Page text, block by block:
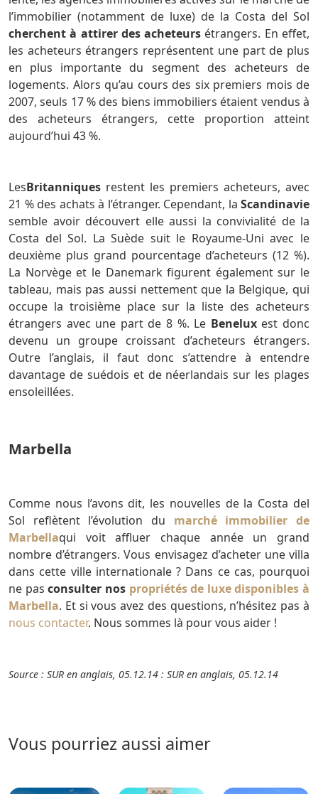
l’immobilier (notamment de luxe) de la Costa del Sol
cherchent à attirer des acheteurs étrangers. En effet,
les acheteurs étrangers représentent une part de plus
en plus importante du segment des acheteurs de
logements. Alors qu’au cours des six premiers mois de
2007, seuls 17 % des biens immobiliers étaient vendus à
des acheteurs étrangers, cette proportion atteint
aujourd’hui 43 %.
LesBritanniques restent les premiers acheteurs, avec
21 % des achats à l’étranger. Cependant, la Scandinavie
semble avoir découvert elle aussi la convivialité de la
Costa del Sol. La Suède suit le Royaume-Uni avec le
deuxième plus grand pourcentage d’acheteurs (12 %).
La Norvège et le Danemark figurent également sur le
tableau, mais pas aussi nettement que la Belgique, qui
occupe la troisième place sur la liste des acheteurs
étrangers avec une part de 8 %. Le Beneluxest donc
devenu un groupe croissant d’acheteurs étrangers.
Outre l’anglais, il faut donc s’attendre à entendre
davantage de suédois et de néerlandais sur les plages
ensoleillées.
Marbella
Comme nous l’avons dit, les nouvelles de la Costa del
Sol reflètent l’évolution du marché immobilier de
Marbellaqui voit affluer chaque année un grand
nombre d’étrangers. Vous envisagez d’acheter une villa
dans cette ville internationale ? Dans ce cas, pourquoi
ne pasconsulter nos propriétés de luxe disponibles à
Marbella. Et si vous avez des questions, n’hésitez pas à
nous contacter. Nous sommes là pour vous aider !
Source : SUR en anglais, 05.12.14 : SUR en anglais, 05.12.14
Vous pourriez aussi aimer